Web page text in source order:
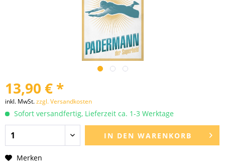
13,90 € *
inkl. MwSt.zzgl. Versandkosten
Sofort versandfertig, Lieferzeit ca. 1-3 Werktage
IN DEN WARENKORB
Merken